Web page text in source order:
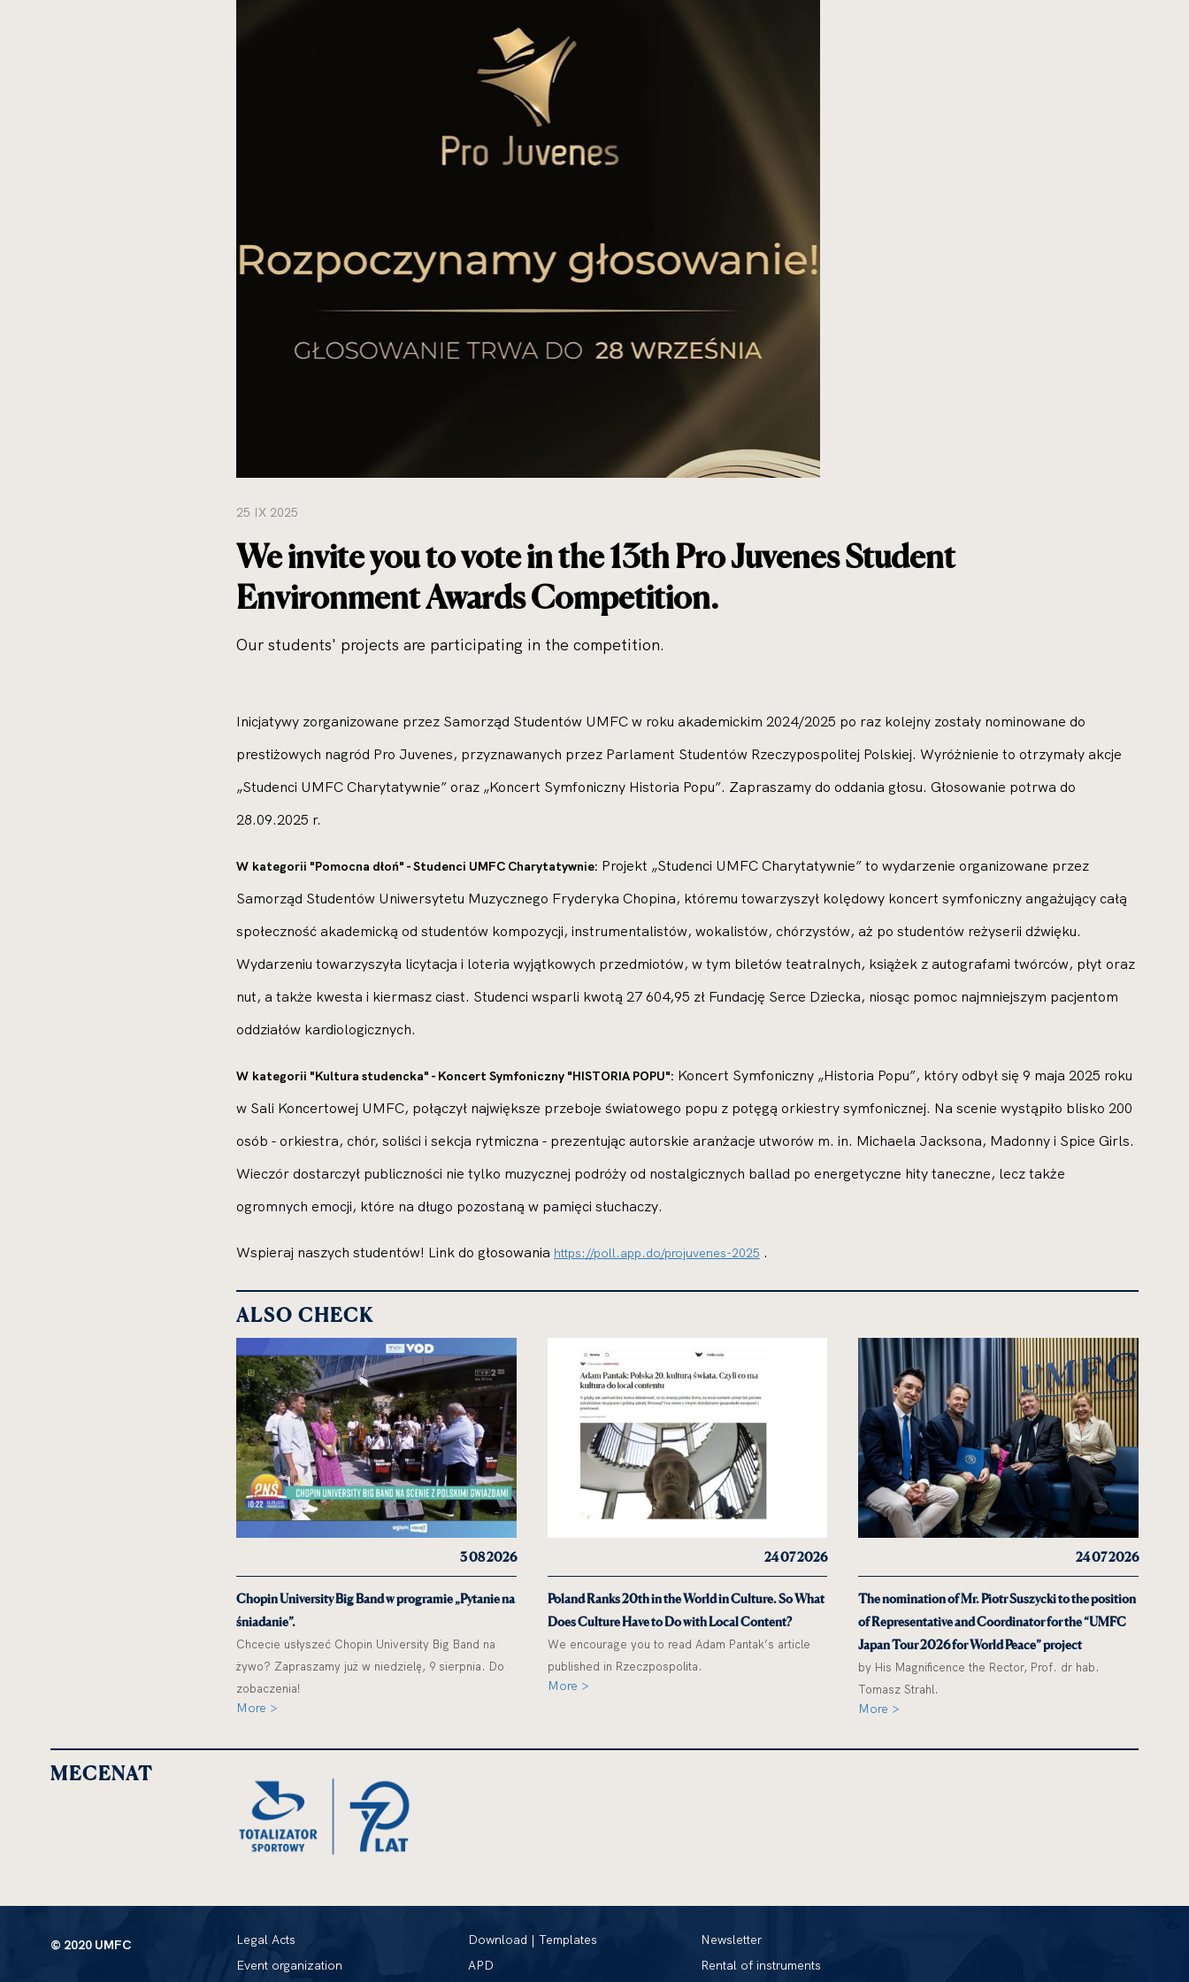
25 IX 2025
We invite you to vote in the 13th Pro Juvenes Student
Environment Awards Competition.
Our students' projects are participating in the competition.
Inicjatywy zorganizowane przez Samorząd Studentów UMFC w roku akademickim 2024/2025 po raz kolejny zostały nominowane do
prestiżowych nagród Pro Juvenes, przyznawanych przez Parlament Studentów Rzeczypospolitej Polskiej. Wyróżnienie to otrzymały akcje
„Studenci UMFC Charytatywnie” oraz „Koncert Symfoniczny Historia Popu”. Zapraszamy do oddania głosu. Głosowanie potrwa do
28.09.2025 r.
W kategorii "Pomocna dłoń" - Studenci UMFC Charytatywnie: Projekt „Studenci UMFC Charytatywnie” to wydarzenie organizowane przez
Samorząd Studentów Uniwersytetu Muzycznego Fryderyka Chopina, któremu towarzyszył kolędowy koncert symfoniczny angażujący całą
społeczność akademicką od studentów kompozycji, instrumentalistów, wokalistów, chórzystów, aż po studentów reżyserii dźwięku.
Wydarzeniu towarzyszyła licytacja i loteria wyjątkowych przedmiotów, w tym biletów teatralnych, książek z autografami twórców, płyt oraz
nut, a także kwesta i kiermasz ciast. Studenci wsparli kwotą 27 604,95 zł Fundację Serce Dziecka, niosąc pomoc najmniejszym pacjentom
oddziałów kardiologicznych.
W kategorii "Kultura studencka" - Koncert Symfoniczny "HISTORIA POPU": Koncert Symfoniczny „Historia Popu”, który odbył się 9 maja 2025 roku
w Sali Koncertowej UMFC, połączył największe przeboje światowego popu z potęgą orkiestry symfonicznej. Na scenie wystąpiło blisko 200
osób - orkiestra, chór, soliści i sekcja rytmiczna - prezentując autorskie aranżacje utworów m. in. Michaela Jacksona, Madonny i Spice Girls.
Wieczór dostarczył publiczności nie tylko muzycznej podróży od nostalgicznych ballad po energetyczne hity taneczne, lecz także
ogromnych emocji, które na długo pozostaną w pamięci słuchaczy.
Wspieraj naszych studentów! Link do głosowania https://poll.app.do/projuvenes-2025 .
ALSO CHECK
3 08 2026
Chopin University Big Band w programie „Pytanie na
śniadanie”.
Chcecie usłyszeć Chopin University Big Band na
żywo? Zapraszamy już w niedzielę, 9 sierpnia. Do
zobaczenia!
More >
24 07 2026
Poland Ranks 20th in the World in Culture. So What
Does Culture Have to Do with Local Content?
We encourage you to read Adam Pantak’s article
published in Rzeczpospolita.
More >
24 07 2026
The nomination of Mr. Piotr Suszycki to the position
of Representative and Coordinator for the “UMFC
Japan Tour 2026 for World Peace” project
by His Magnificence the Rector, Prof. dr hab.
Tomasz Strahl.
More >
MECENAT
© 2020 UMFC
Legal Acts
Event organization
Download | Templates
APD
Newsletter
Rental of instruments